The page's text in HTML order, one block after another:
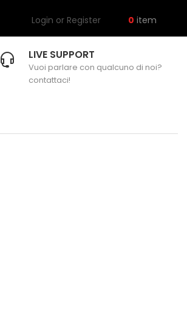
Login or Register 0 item
LIVE SUPPORT
Vuoi parlare con qualcuno di noi?
contattaci!